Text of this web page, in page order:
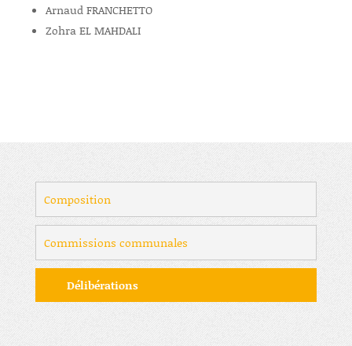
Arnaud FRANCHETTO
Zohra EL MAHDALI
Composition
Commissions communales
Délibérations